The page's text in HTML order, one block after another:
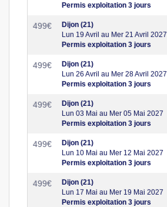
Permis exploitation 3 jours
499€
Dijon (21)
Lun 19 Avril au Mer 21 Avril 2027
Permis exploitation 3 jours
499€
Dijon (21)
Lun 26 Avril au Mer 28 Avril 2027
Permis exploitation 3 jours
499€
Dijon (21)
Lun 03 Mai au Mer 05 Mai 2027
Permis exploitation 3 jours
499€
Dijon (21)
Lun 10 Mai au Mer 12 Mai 2027
Permis exploitation 3 jours
499€
Dijon (21)
Lun 17 Mai au Mer 19 Mai 2027
Permis exploitation 3 jours